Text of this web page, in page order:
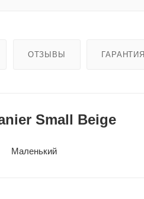
ОТЗЫВЫ ГАРАНТИЯ
Small Beige
Маленький